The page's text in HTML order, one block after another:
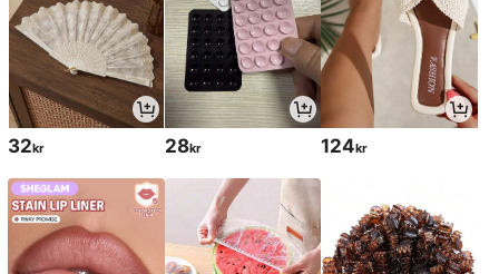
32kr 28kr 124kr